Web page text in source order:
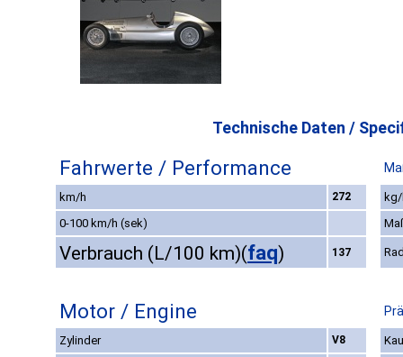
Technische Daten /
Fahrwerte / Performance
km/h 272
0-100 km/h (sek)
Verbrauch (L/100 km)(faq) 137
Motor / Engine
Zylinder V8